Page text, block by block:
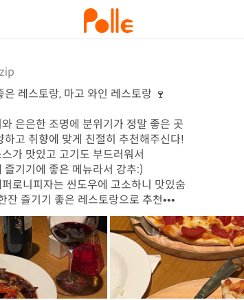
은 레스토랑, 마고 와인 레스토랑 🍷
은은한 조명에 분위기가 정말 좋은 곳
하고 취향에 맞게 친절히 추천해주신다!
가 맛있고 고기도 부드러워서
즐기기에 좋은 메뉴라서 강추:)
로니피자는 씬도우에 고소하니 맛있숨
잔 즐기기 좋은 레스토랑으로 추천•••